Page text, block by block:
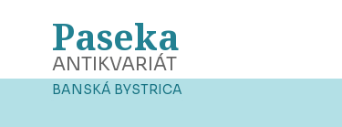
Paseka
ANTIKVARIÁT
BANSKÁ BYSTRICA